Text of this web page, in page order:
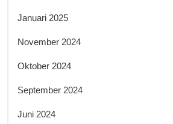
Januari 2025
November 2024
Oktober 2024
September 2024
Juni 2024